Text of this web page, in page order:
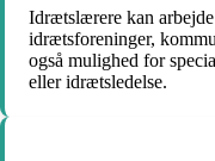
Idrætslærere kan
idrætsforeninger,
også mulighed for
eller idrætsledelse.